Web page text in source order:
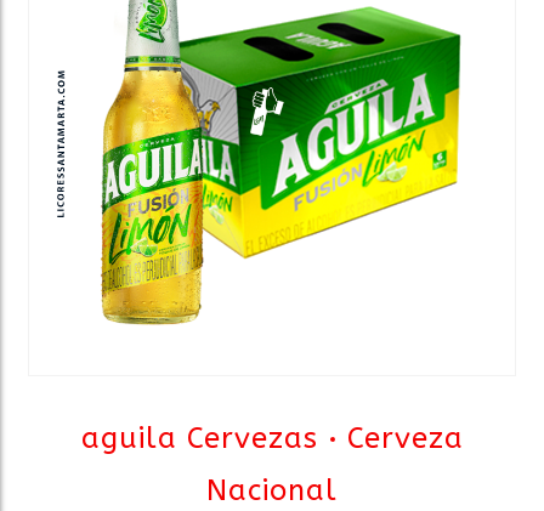
aguila Cervezas
Cerveza
Nacional